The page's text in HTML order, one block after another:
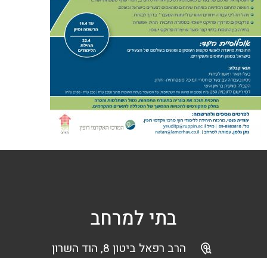
בתי למרחב
הרב רפאל ביטון 8, הוד השרון